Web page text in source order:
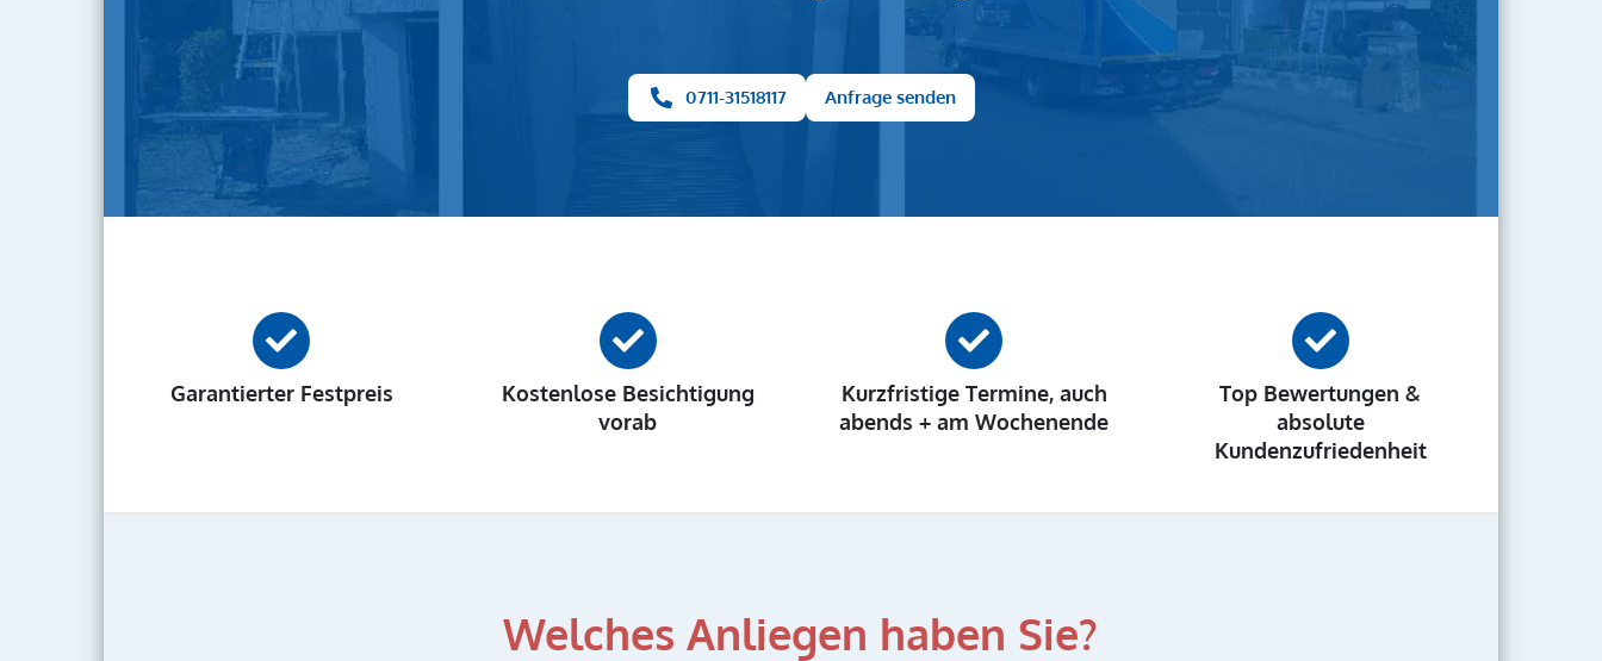
0711-31518117 Anfrage senden
Garantierter Festpreis
Kostenlose Besichtigung
vorab
Kurzfristige Termine, auch
abends + am Wochenende
Top Bewertungen &
absolute
Kundenzufriedenheit
Welches Anliegen haben Sie?